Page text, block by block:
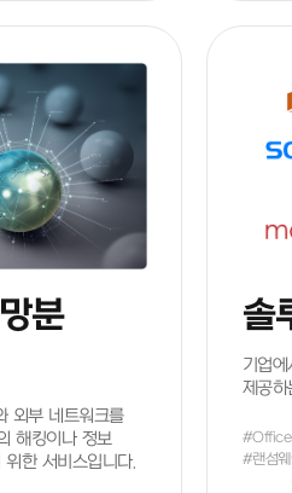
광고 지인 추천
분
외부 네트워크를
해킹이나 정보
한 서비스입니다.
솔
기업
제공하
#Office
#랜섬